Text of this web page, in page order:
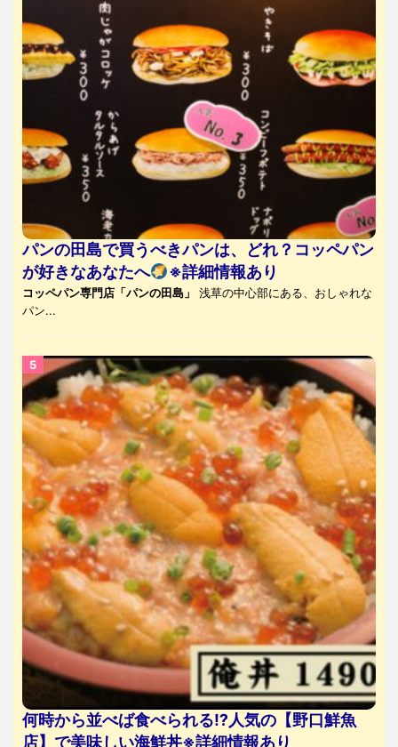
パンの田島で買うべきパンは、どれ？コッペパン
が好きなあなたへ
※詳細情報あり
コッペパン専門店「パンの田島」
浅草の中心部にある、おしゃれな
パン...
何時から並べば食べられる⁉人気の【野口鮮魚
店】で美味しい海鮮丼※詳細情報あり